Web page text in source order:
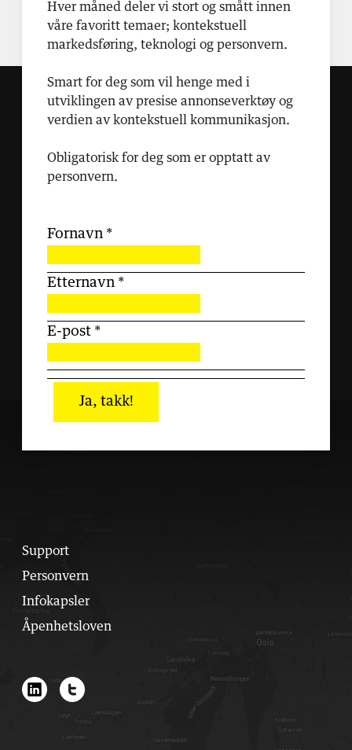
Hver måned deler vi stort og smått innen
våre favoritt temaer; kontekstuell
markedsføring, teknologi og personvern.
Smart for deg som vil henge med i
utviklingen av presise annonseverktøy og
verdien av kontekstuell kommunikasjon.
Obligatorisk for deg som er opptatt av
personvern.
Fornavn *
Etternavn *
E-post *
Ja, takk!
Support
Personvern
Infokapsler
Åpenhetsloven